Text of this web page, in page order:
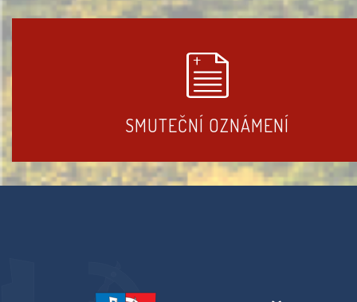
SMUTEČNÍ OZNÁMENÍ